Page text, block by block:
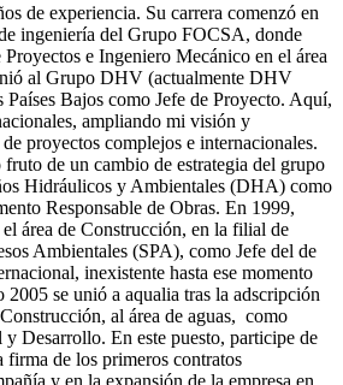
de experiencia. Su carrera comenzó en
ingeniería del Grupo FOCSA, donde
e Ingeniero Mecánico en el área
al Grupo DHV (actualmente DHV
Bajos como Jefe de Proyecto. Aquí,
ampliando mi visión y
proyectos complejos e internacionales.
fruto de un cambio de estrategia del grupo
Hidráulicos y Ambientales (DHA) como
Responsable de Obras. En 1999,
área de Construcción, en la filial de
Ambientales (SPA), como Jefe del de
inexistente hasta ese momento
2005 se unió a aqualia tras la adscripción
al área de aguas, como
Desarrollo. En este puesto, participe de
firma de los primeros contratos
y en la expansión de la empresa en